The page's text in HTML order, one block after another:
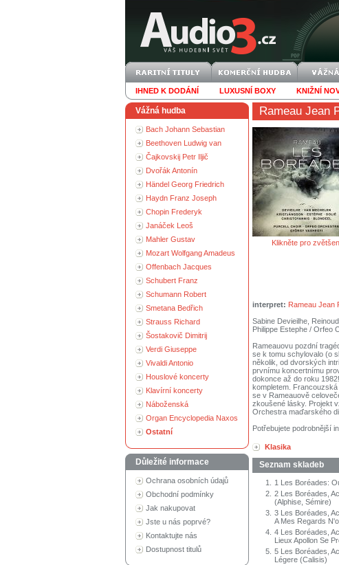
IHNED K DODÁNÍ LUXUSNÍ BOXY KNIŽNÍ
Vážná hudba
Bach Johann Sebastian
Beethoven Ludwig van
Čajkovskij Petr Iljič
Dvořák Antonín
Händel Georg Friedrich
Haydn Franz Joseph
Chopin Frederyk
Janáček Leoš
Mahler Gustav
Mozart Wolfgang Amadeus
Offenbach Jacques
Schubert Franz
Schumann Robert
Smetana Bedřich
Strauss Richard
Šostakovič Dimitrij
Verdi Giuseppe
Vivaldi Antonio
Houslové koncerty
Klavírní koncerty
Náboženská
Organ Encyclopedia Naxos
Ostatní
Důležité informace
Ochrana osobních údajů
Obchodní podmínky
Jak nakupovat
Jste u nás poprvé?
Kontaktujte nás
Dostupnost titulů
Rameau Jean
Klikněte pro
interpret: Rameau Jean
Sabine Devieilhe,
Philippe Estephe / Orfeo
Rameauovu pozdní
se k tomu schylovalo (o
několik, od dvorských
prvnímu koncertnímu
dokonce až do roku
kompletem.
se v Rameauově
zkoušené lásky. Projekt
Orchestra maďarského
Potřebujete podrobnější
Klasika
Seznam skladeb
1.
1 Les Boréades:
2. 2 Les Boréades,
(Alphise, Sémire)
3. 3 Les Boréades,
A Mes Regards
4. 4 Les Boréades,
Lieux Apollon Se
5. 5 Les Boréades,
Légere (Calisis)